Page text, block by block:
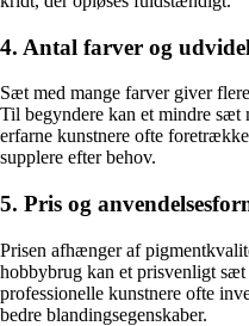
4. Antal farver og
Sæt med mange farver giver
Til begyndere kan et mindre
erfarne kunstnere ofte
supplere efter behov.
5. Pris og
Prisen afhænger af
hobbybrug kan et prisvenligt
professionelle kunstnere ofte
bedre blandingsegenskaber.